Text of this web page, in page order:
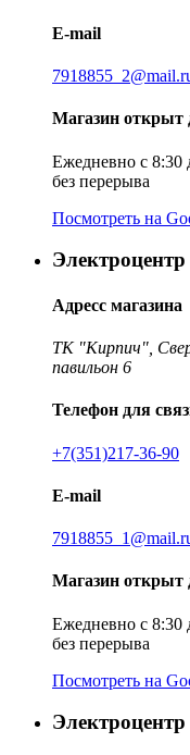
E-mail
Магазин открыт
Ежедневно с 8:30
без перерыва
Посмотреть на
Адресс магазина
ТК "Кирпич",
павильон 6
Телефон для
+7(351)217-36-90
E-mail
Магазин открыт
Ежедневно с 8:30
без перерыва
Посмотреть на